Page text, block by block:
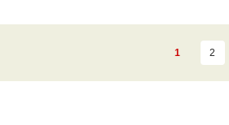
1 2